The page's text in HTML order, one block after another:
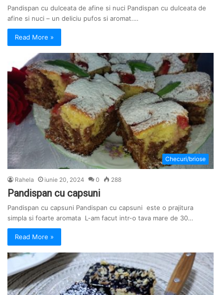
Pandispan cu dulceata de afine si nuci Pandispan cu dulceata de
afine si nuci – un deliciu pufos si aromat.…
Read More »
Checuri/briose
Rahela iunie 20, 2024 0 288
Pandispan cu capsuni
Pandispan cu capsuni Pandispan cu capsuni este o prajitura
simpla si foarte aromata L-am facut intr-o tava mare de 30…
Read More »